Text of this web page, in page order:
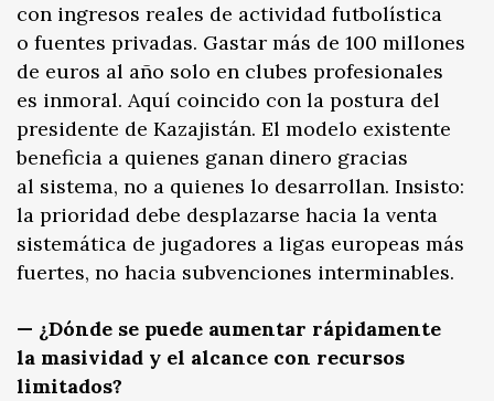
con ingresos reales de actividad futbolística
o fuentes privadas. Gastar más de 100 millones
de euros al año solo en clubes profesionales
es inmoral. Aquí coincido con la postura del
presidente de Kazajistán. El modelo existente
beneficia a quienes ganan dinero gracias
al sistema, no a quienes lo desarrollan. Insisto:
la prioridad debe desplazarse hacia la venta
sistemática de jugadores a ligas europeas más
fuertes, no hacia subvenciones interminables.
— ¿Dónde se puede aumentar rápidamente
la masividad y el alcance con recursos
limitados?